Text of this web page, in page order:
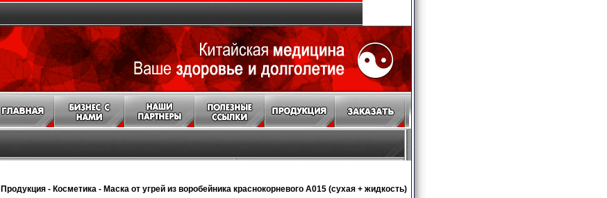
Продукция - Косметика - Маска от угрей из воробейника краснокорневого А015 (сухая + жидкость)